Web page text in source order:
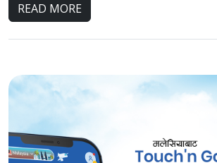
READ MORE